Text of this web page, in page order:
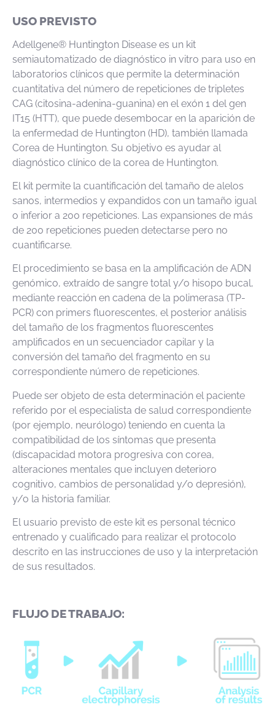
USO PREVISTO
Adellgene® Huntington Disease es un kit
semiautomatizado de diagnóstico in vitro para uso en
laboratorios clínicos que permite la determinación
cuantitativa del número de repeticiones de tripletes
CAG (citosina-adenina-guanina) en el exón 1 del gen
IT15 (HTT), que puede desembocar en la aparición de
la enfermedad de Huntington (HD), también llamada
Corea de Huntington. Su objetivo es ayudar al
diagnóstico clínico de la corea de Huntington.
El kit permite la cuantificación del tamaño de alelos
sanos, intermedios y expandidos con un tamaño igual
o inferior a 200 repeticiones. Las expansiones de más
de 200 repeticiones pueden detectarse pero no
cuantificarse.
El procedimiento se basa en la amplificación de ADN
genómico, extraído de sangre total y/o hisopo bucal,
mediante reacción en cadena de la polimerasa (TP-
PCR) con primers fluorescentes, el posterior análisis
del tamaño de los fragmentos fluorescentes
amplificados en un secuenciador capilar y la
conversión del tamaño del fragmento en su
correspondiente número de repeticiones.
Puede ser objeto de esta determinación el paciente
referido por el especialista de salud correspondiente
(por ejemplo, neurólogo) teniendo en cuenta la
compatibilidad de los síntomas que presenta
(discapacidad motora progresiva con corea,
alteraciones mentales que incluyen deterioro
cognitivo, cambios de personalidad y/o depresión),
y/o la historia familiar.
El usuario previsto de este kit es personal técnico
entrenado y cualificado para realizar el protocolo
descrito en las instrucciones de uso y la interpretación
de sus resultados.
FLUJO DE TRABAJO: